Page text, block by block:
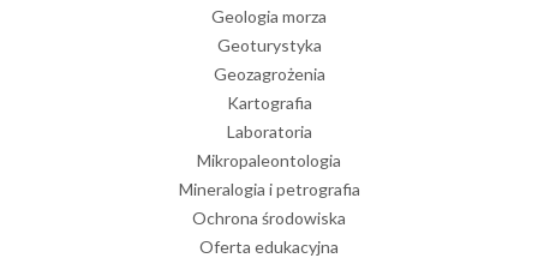
Geologia morza
Geoturystyka
Geozagrożenia
Kartografia
Laboratoria
Mikropaleontologia
Mineralogia i petrografia
Ochrona środowiska
Oferta edukacyjna